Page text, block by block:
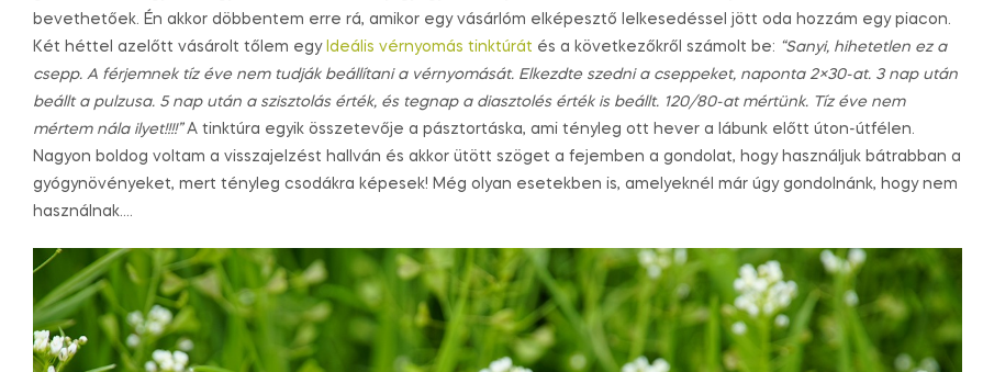
bevethetőek. Én akkor döbbentem erre rá, amikor egy vásárlóm elképesztő lelkesedéssel jött oda hozzám egy piacon.
Két héttel azelőtt vásárolt tőlem egy Ideális vérnyomás tinktúrát és a következőkről számolt be: “Sanyi, hihetetlen ez a
csepp. A férjemnek tíz éve nem tudják beállítani a vérnyomását. Elkezdte szedni a cseppeket, naponta 2×30-at. 3 nap után
beállt a pulzusa. 5 nap után a szisztolás érték, és tegnap a diasztolés érték is beállt. 120/80-at mértünk. Tíz éve nem
mértem nála ilyet!!!!”A tinktúra egyik összetevője a pásztortáska, ami tényleg ott hever a lábunk előtt úton-útfélen.
Nagyon boldog voltam a visszajelzést hallván és akkor ütött szöget a fejemben a gondolat, hogy használjuk bátrabban a
gyógynövényeket, mert tényleg csodákra képesek! Még olyan esetekben is, amelyeknél már úgy gondolnánk, hogy nem
használnak….